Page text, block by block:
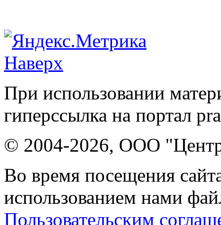
Наверх
При использовании
гиперссылка на портал
© 2004-2026, ООО "Центр
Во время посещения
использованием нами
Пользовательским